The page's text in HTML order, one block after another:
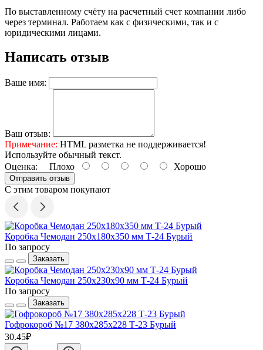
По выставленному счёту на расчетный счет компании либо
через терминал. Работаем как с физическими, так и с
юридическими лицами.
Написать отзыв
Ваше имя:
Ваш отзыв:
Примечание: HTML разметка не поддерживается!
Используйте обычный текст.
Оценка: Плохо Хорошо
Отправить отзыв
С этим товаром покупают
Коробка Чемодан 250х180х350 мм Т-24 Бурый
По запросу
Заказать
Коробка Чемодан 250х230х90 мм Т-24 Бурый
По запросу
Заказать
Гофрокороб №17 380х285х228 Т-23 Бурый
30.45₽